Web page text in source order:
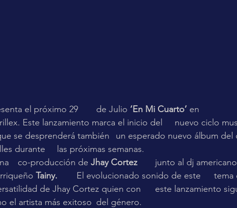
presenta el próximo 29 	de Julio ‘En Mi Cuarto’ en
lanzamiento marca el inicio del 	nuevo ciclo musical
también 	un esperado nuevo álbum del que se
conocerán más detalles durante 	las próximas semanas.
es una 	co-producción de
junto al dj americano
El evolucionado sonido de este 	tema es una
de Jhay Cortez quien con 	este lanzamiento sigue
posicionándose como el artista más exitoso 	del género.